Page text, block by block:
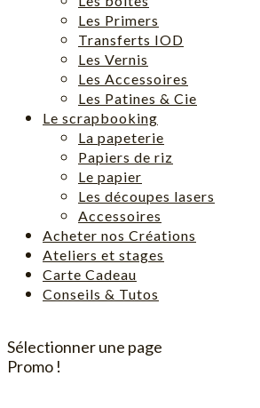
Les Primers
Transferts IOD
Les Vernis
Les Accessoires
Les Patines & Cie
Le scrapbooking
La papeterie
Papiers de riz
Le papier
Les découpes lasers
Accessoires
Acheter nos Créations
Ateliers et stages
Carte Cadeau
Conseils & Tutos
Sélectionner une page
Promo !